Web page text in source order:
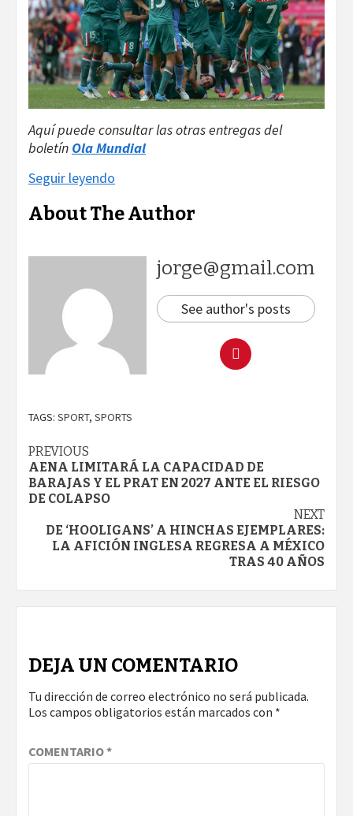
Aquí puede consultar las otras entregas del
boletín Ola Mundial
Seguir leyendo
About The Author
jorge@gmail.com
See author's posts
TAGS: SPORT, SPORTS
Continue
Reading
PREVIOUS
AENA LIMITARÁ LA CAPACIDAD DE
BARAJAS Y EL PRAT EN 2027 ANTE EL RIESGO
DE COLAPSO
NEXT
DE ‘HOOLIGANS’ A HINCHAS EJEMPLARES:
LA AFICIÓN INGLESA REGRESA A MÉXICO
TRAS 40 AÑOS
DEJA UN COMENTARIO
Tu dirección de correo electrónico no será publicada.
Los campos obligatorios están marcados con *
COMENTARIO*